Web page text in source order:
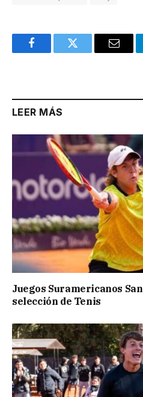
FacebookTwitter Email
LEER MÁS
Juegos Suramericanos
selección de Tenis